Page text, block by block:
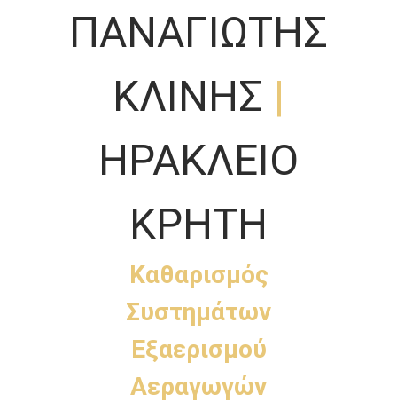
ΠΑΝΑΓΙΩΤΗΣ
ΚΛΙΝΗΣ |
ΗΡΑΚΛΕΙΟ
ΚΡΗΤΗ
Καθαρισμός
Συστημάτων
Εξαερισμού
Αεραγωγών